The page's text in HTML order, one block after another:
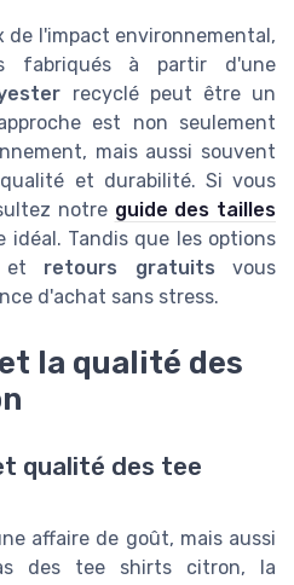
de l'impact environnemental,
fabriqués à partir d'une
recyclé peut être un
est non seulement
mais aussi souvent
et durabilité. Si vous
notre guide des tailles
idéal. Tandis que les options
et retours gratuits vous
d'achat sans stress.
la qualité des
qualité des tee
affaire de goût, mais aussi
des tee shirts citron, la